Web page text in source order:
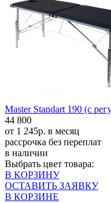
Master Standart 190 (с
44 800
от 1 245р. в месяц
рассрочка без переплат
в наличии
Выбрать цвет товара:
В КОРЗИНУ
ОСТАВИТЬ ЗАЯВКУ
В КОРЗИНЕ